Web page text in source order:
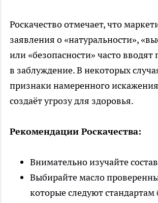
Роскачество отмечает, что
заявления о «натуральности»,
или «безопасности» часто вводят
в заблуждение. В некоторых
признаки намеренного искажения
создаёт угрозу для здоровья.
Рекомендации Роскачества:
Внимательно изучайте
Выбирайте масло
которые следуют стандартам